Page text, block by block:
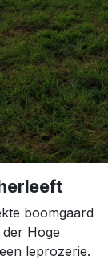
boomgaard
Hoge
leprozerie.